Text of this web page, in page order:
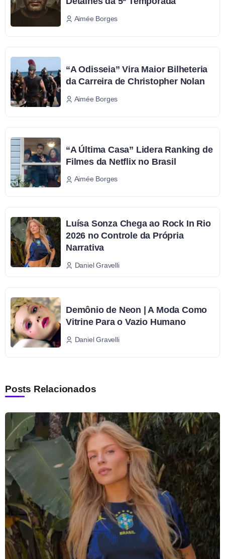
Aimée Borges
“A Odisseia” Vira Maior Bilheteria
da Carreira de Christopher Nolan
Aimée Borges
“A Última Casa” Lidera Ranking de
Filmes da Netflix no Brasil
Aimée Borges
Luísa Sonza Chega ao Rock In Rio
2026 no Controle da Própria
Narrativa
Daniel Gravelli
Demônio de Neon | A Moda Como
Vitrine Para o Vazio Humano
Daniel Gravelli
Posts Relacionados